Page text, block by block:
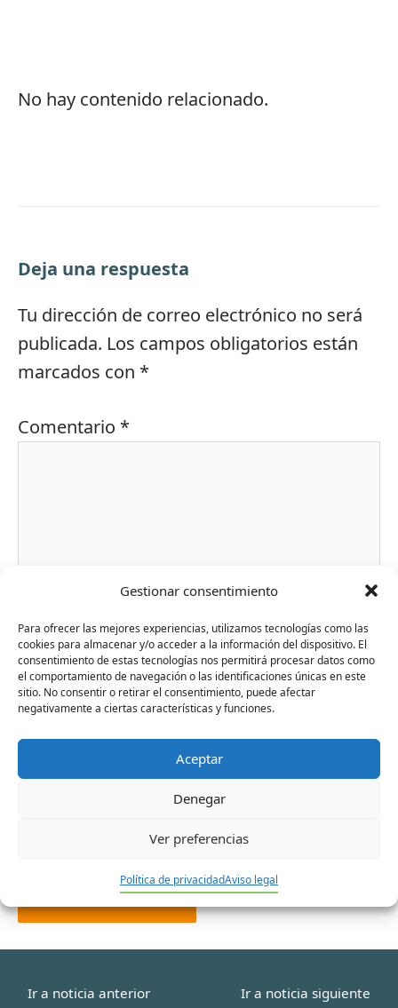
Gestionar consentimiento
Para ofrecer las mejores experiencias, utilizamos tecnologías como las
cookies para almacenar y/o acceder a la información del dispositivo. El
consentimiento de estas tecnologías nos permitirá procesar datos como
el comportamiento de navegación o las identificaciones únicas en este
sitio. No consentir o retirar el consentimiento, puede afectar
negativamente a ciertas características y funciones.
Aceptar
Denegar
Ver preferencias
Política de privacidadAviso legal
No hay contenido relacionado.
Deja una respuesta
Tu dirección de correo electrónico no será
publicada. Los campos obligatorios están
marcados con *
Comentario *
Nombre*
Correo
electrónico*
Ir a noticia anterior Ir a noticia siguiente